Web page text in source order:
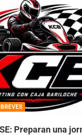
BREVES
Preparan una